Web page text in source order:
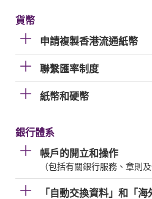
貨幣
申請複製香港流通紙幣
聯繫匯率制度
紙幣和硬幣
銀行體系
帳戶的開立和操作
（包括有關銀行服務、章則
「自動交換資料」和「海